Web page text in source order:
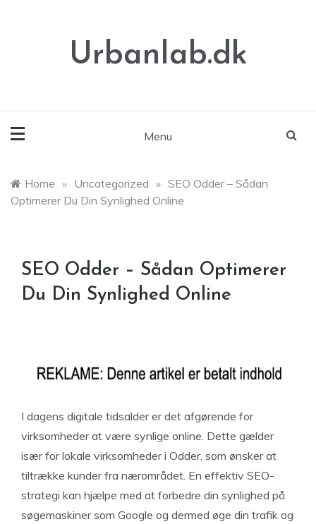
Urbanlab.dk
Menu
Home » Uncategorized » SEO Odder – Sådan
Optimerer Du Din Synlighed Online
SEO Odder – Sådan Optimerer
Du Din Synlighed Online
I dagens digitale tidsalder er det afgørende for
virksomheder at være synlige online. Dette gælder
især for lokale virksomheder i Odder, som ønsker at
tiltrække kunder fra nærområdet. En effektiv SEO-
strategi kan hjælpe med at forbedre din synlighed på
søgemaskiner som Google og dermed øge din trafik og